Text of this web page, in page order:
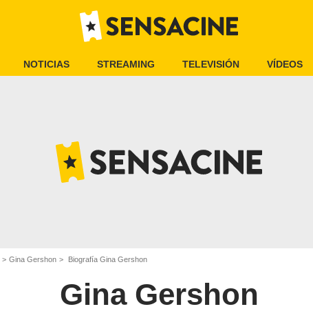
NOTICIAS STREAMING TELEVISIÓN VÍDEOS
Gina Gershon Biografía Gina Gershon
Gina Gershon